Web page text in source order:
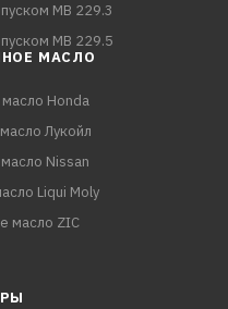
MB 229.3
MB 229.5
МАСЛО
Honda
Лукойл
Nissan
Liqui Moly
масло ZIC